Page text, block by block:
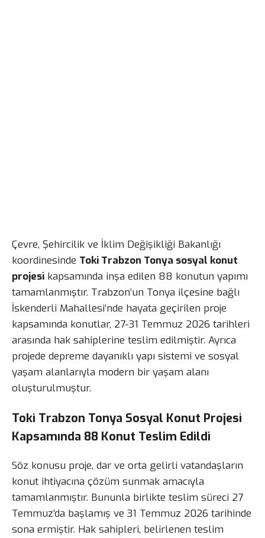
Çevre, Şehircilik ve İklim Değişikliği Bakanlığı
koordinesinde Toki Trabzon Tonya sosyal konut
projesi kapsamında inşa edilen 88 konutun yapımı
tamamlanmıştır. Trabzon’un Tonya ilçesine bağlı
İskenderli Mahallesi’nde hayata geçirilen proje
kapsamında konutlar, 27-31 Temmuz 2026 tarihleri
arasında hak sahiplerine teslim edilmiştir. Ayrıca
projede depreme dayanıklı yapı sistemi ve sosyal
yaşam alanlarıyla modern bir yaşam alanı
oluşturulmuştur.
Toki Trabzon Tonya Sosyal Konut Projesi
Kapsamında 88 Konut Teslim Edildi
Söz konusu proje, dar ve orta gelirli vatandaşların
konut ihtiyacına çözüm sunmak amacıyla
tamamlanmıştır. Bununla birlikte teslim süreci 27
Temmuz’da başlamış ve 31 Temmuz 2026 tarihinde
sona ermiştir. Hak sahipleri, belirlenen teslim